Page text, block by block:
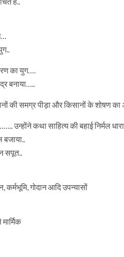
का युग….
बनाया…..
की समग्र पीड़ा और किसानों के शोषण का
उन्होंने कथा साहित्य की बहाई निर्मल
सपूत..
कर्मभूमि, गोदान आदि उपन्यासों